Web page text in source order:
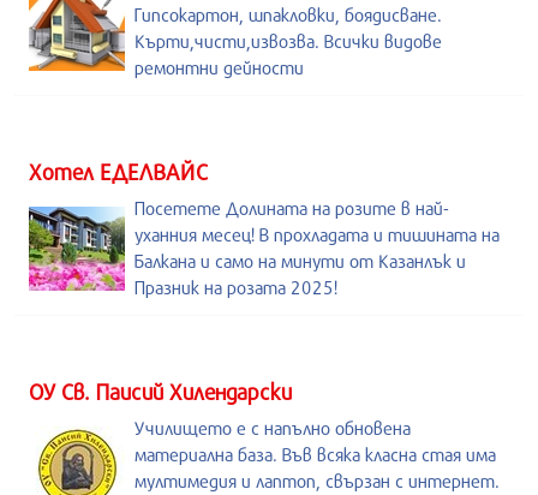
Гипсокартон, шпакловки, боядисване.
Кърти,чисти,извозва. Всички видове
ремонтни дейности
Хотел ЕДЕЛВАЙС
Посетете Долината на розите в най-
уханния месец! В прохладата и тишината на
Балкана и само на минути от Казанлък и
Празник на розата 2025!
ОУ Св. Паисий Хилендарски
Училището е с напълно обновена
материална база. Във всяка класна стая има
мултимедия и лаптоп, свързан с интернет.